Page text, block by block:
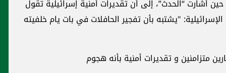
أشارت “الحدث”، إلى أن تقديرات أمنية إسرائيلية تقول
"يشتبه بأن تفجير الحافلات في بات يام خلفيته
متزامنين و تقديرات أمنية بأنه هجوم